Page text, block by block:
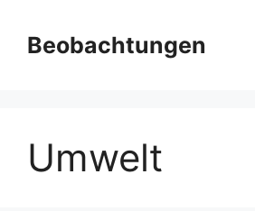
Inhalt
springen
Beobachtungen
Umwelt